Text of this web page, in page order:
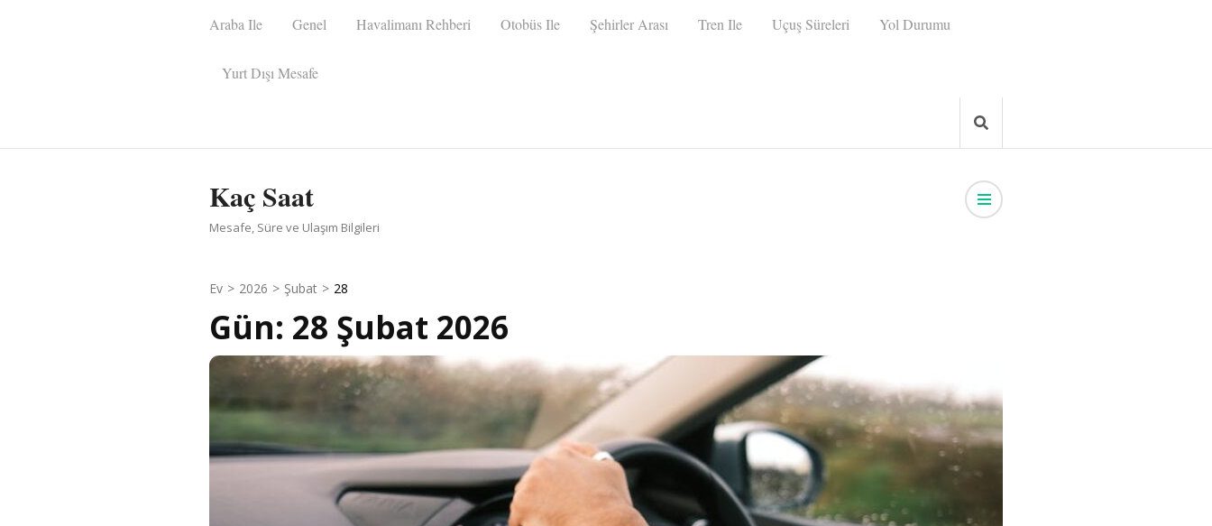
Araba Ile Genel Havalimanı Rehberi Otobüs Ile Şehirler Arası Tren Ile Uçuş Süreleri Yol Durumu
Yurt Dışı Mesafe
Kaç Saat
Mesafe, Süre ve Ulaşım Bilgileri
Ev > 2026 > Şubat > 28
Gün: 28 Şubat 2026